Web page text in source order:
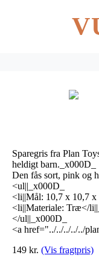
Sparegris fra Plan
heldigt barn._x000D_
Den fås sort, pink og
<ul||_x000D_
<li||Mål: 10,7 x 10,7 x
<li||Materiale: Træ</
</ul||_x000D_
<a href="../../../../../
149 kr. (Vis fragtpris)